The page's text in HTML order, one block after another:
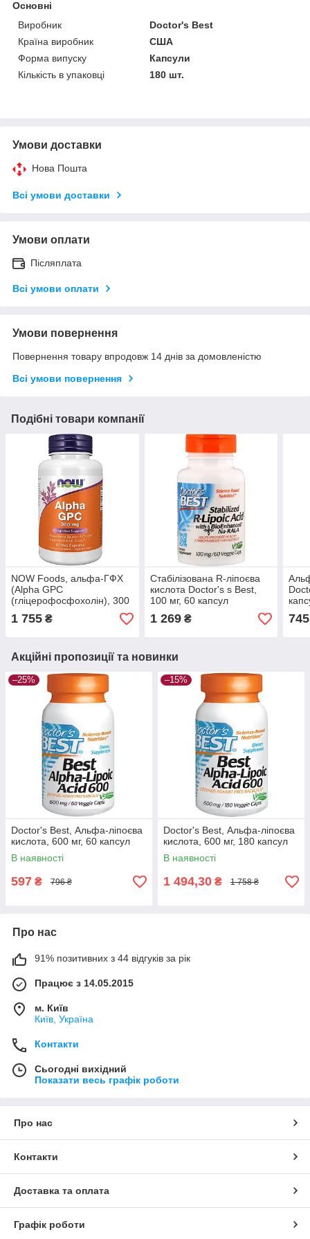
Основні
Виробник
Doctor's Best
Країна виробник
США
Форма випуску
Капсули
Кількість в упаковці
180 шт.
Умови доставки
Нова Пошта
Всі умови доставки
Умови оплати
Післяплата
Всі умови оплати
Умови повернення
Повернення товару впродовж 14 днів за домовленістю
Всі умови повернення
Подібні товари компанії
NOW Foods, альфа-ГФХ
(Alpha GPC
(гліцерофосфохолін), 300
мг, 60 капсул
1 755 ₴
Стабілізована R-ліпоєва
кислота Doctor's s Best,
100 мг, 60 капсул
1 269₴ 745
Акційні пропозиції та новинки
–25%
Doctor's Best, Альфа-ліпоєва
кислота, 600 мг, 60 капсул
В наявності
597 ₴ 796 ₴
–15%
Doctor's Best, Альфа-ліпоєва
кислота, 600 мг, 180 капсул
В наявності
1 494,30 ₴ 1 758 ₴
Про нас
91% позитивних з 44 відгуків за рік
Працює з 14.05.2015
м. Київ
Київ, Україна
Контакти
Сьогодні вихідний
Показати весь графік роботи
Про нас
Контакти
Доставка та оплата
Графік роботи